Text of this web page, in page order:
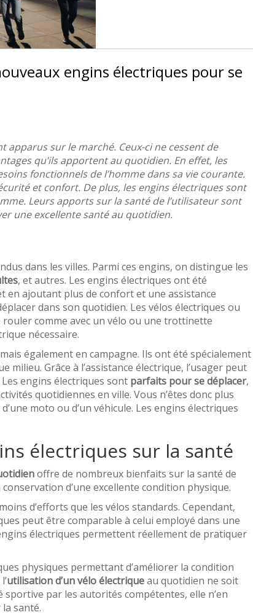
engins électriques pour se
apparus sur le marché. Ceux-ci ne cessent de
qu’ils apportent au quotidien. En effet, les
fonctionnels de l’homme dans sa vie courante.
et confort. De plus, les engins électriques sont
Leurs apports sur la santé de l’utilisateur sont
une excellente santé au quotidien.
dans les villes. Parmi ces engins, on distingue les
, et autres. Les engins électriques ont été
en ajoutant plus de confort et une assistance
dans son quotidien. Les vélos électriques ou
comme avec un vélo ou une trottinette
nécessaire.
également en campagne. Ils ont été spécialement
Grâce à l’assistance électrique, l’usager peut
engins électriques sont parfaits pour se déplacer,
quotidiennes en ville. Vous n’êtes donc plus
moto ou d’un véhicule. Les engins électriques
électriques sur la santé
offre de nombreux bienfaits sur la santé de
d’une excellente condition physique.
d’efforts que les vélos standards. Cependant,
peut être comparable à celui employé dans une
électriques permettent réellement de pratiquer
physiques permettant d’améliorer la condition
utilisation d’un vélo électriqueau quotidien ne soit
par les autorités compétentes, elle n’en
santé.